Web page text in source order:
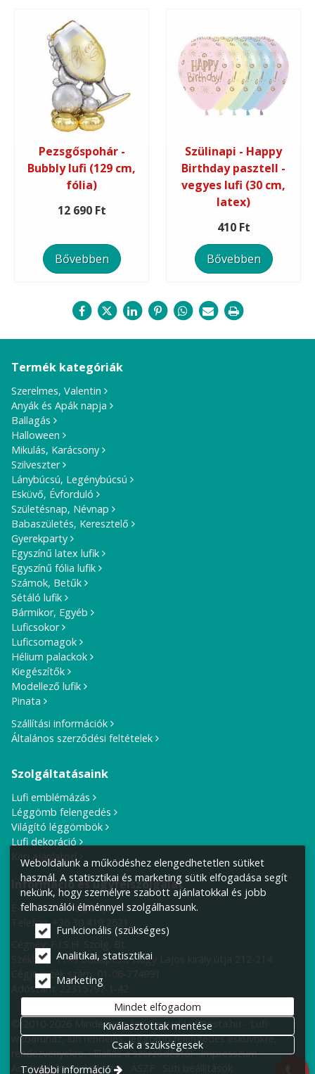
Pezsgőspohár -
Bubbly lufi (129 cm,
fólia)
12 690 Ft
Bővebben
Szülinapi - Happy
Birthday pasztell -
vegyes lufi (30 cm,
latex)
410 Ft
Bővebben
Termék kategóriák
Szerelmes, Valentin
Anyák és Apák napja
Ballagás
Halloween
Mikulás, Karácsony
Szilveszter
Lánybúcsú, Legénybúcsú
Esküvő, Évforduló
Születésnap, Névnap
Babaszületés, Keresztelő
Gyerekparty
Egyszínű latex lufik
Egyszínű fólia lufik
Számok, Betűk
Sétáló lufik
Bármikor, Egyéb
Luficsokor
Luficsomagok
Hélium palackok
Kiegészítők
Modellező lufik
Pinata
Szállítási információk
Általános szerződési feltételek
Szolgáltatásaink
Lufi emblémázás
Léggömb felengedés
Világító léggömbök
Lufi dekoráció
Kérj ajánlatot!
Információ és ügyfélszolgálat
E-mail cím:info@lufiposta.hu
Telefon:+36 30 419 2621
Cégnév: F.I.S.H. Szolg. Bt.
Székhely: 1149 Budapest, Nagy Lajos király útja 212-214.
Cégjegyzék szám: 01-06-774991
Adószám: 22315797-1-42
© 2010-2026 Minden jog fenntartva! LufiPosta.hu - Lufi
webáruház, lufi rendelés, léggömb felengedés esküvőkre,
rendezvényekre. Elállás a szerződéstől Impresszum
Adatvédelmi nyilatkozat
ÁSZF Süti beállítások
Weboldalunk a működéshez elengedhetetlen sütiket
használ. A statisztikai és marketing sütik elfogadása segít
nekünk, hogy személyre szabott ajánlatokkal és jobb
felhasználói élménnyel szolgálhassunk.
Funkcionális (szükséges)
Analitikai, statisztikai
Marketing
Mindet elfogadom
Kiválasztottak mentése
Csak a szükségesek
További információ